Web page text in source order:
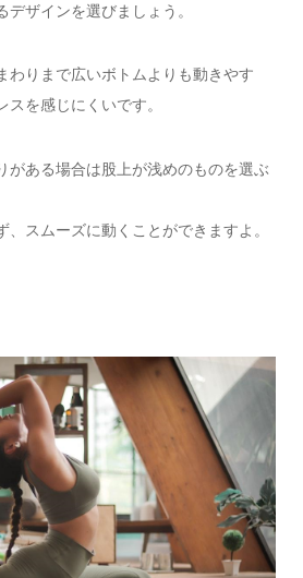
ザインを選びましょう。
わりまで広いボトムよりも動きやす
スを感じにくいです。
がある場合は股上が浅めのものを選ぶ
、スムーズに動くことができますよ。